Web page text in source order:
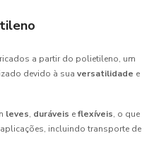
a partir do polietileno, um
devido à sua versatilidade e
leves, duráveis eflexíveis, o que
incluindo transporte de